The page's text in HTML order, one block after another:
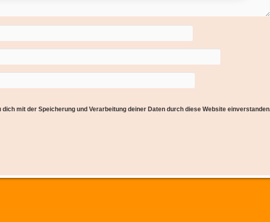
mit der Speicherung und Verarbeitung deiner Daten durch diese Website